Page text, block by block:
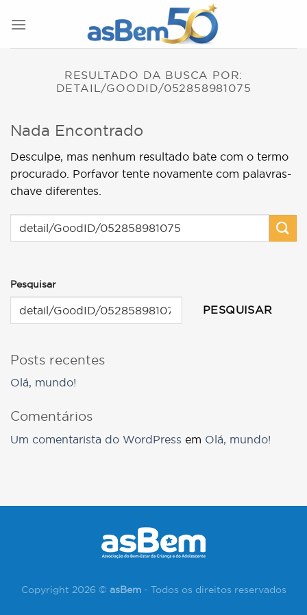
RESULTADO DA BUSCA POR:
DETAIL/GOODID/052858981075
Nada Encontrado
Desculpe, mas nenhum resultado bate com o termo
procurado. Porfavor tente novamente com palavras-
chave diferentes.
Pesquisar
PESQUISAR
Posts recentes
Olá, mundo!
Comentários
Um comentarista do WordPress em Olá, mundo!
Copyright 2026 © asBem- Todos os direitos reservados